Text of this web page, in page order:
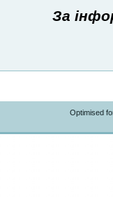
За
Optimised